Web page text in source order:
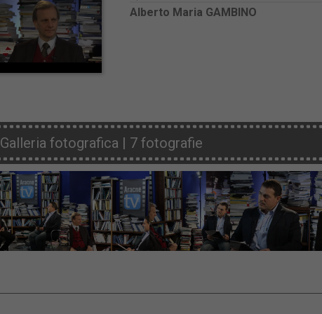
Alberto Maria GAMBINO
Galleria fotografica | 7 fotografie